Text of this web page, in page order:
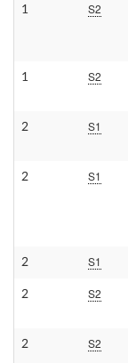
1 S2
1 S2
2 S1
2 S1
2 S1
2 S2
2 S2